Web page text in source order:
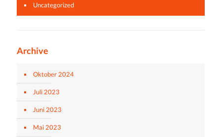
Uncategorized
Archive
Oktober 2024
Juli 2023
Juni 2023
Mai 2023